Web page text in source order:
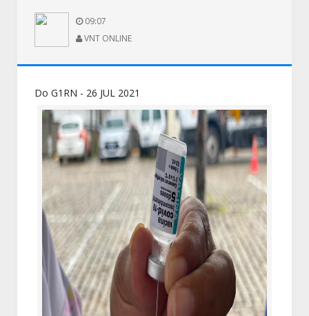
09:07
VNT ONLINE
Do G1RN - 26 JUL 2021